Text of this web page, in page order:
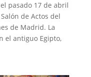
pasado 17 de abril
de Actos del
de Madrid. La
el antiguo Egipto,